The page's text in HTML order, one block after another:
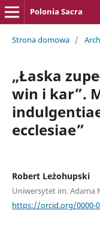
Polonia Sacra
Strona domowa /
„Łaska
win i kar”.
ecclesiae”
Robert Leżohupski
Uniwersytet im. Adama
https://orcid.org/0000-